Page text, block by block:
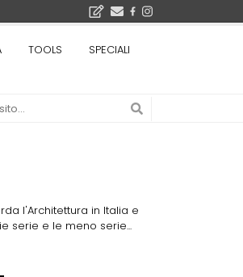
TOOLS SPECIALI
l'Architettura in Italia e
serie e le meno serie...